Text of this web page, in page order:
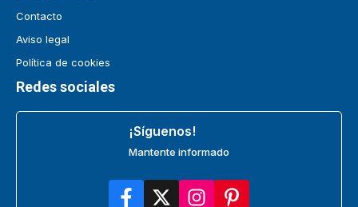
Contacto
Aviso legal
Política de cookies
Redes sociales
¡Síguenos!
Mantente informado